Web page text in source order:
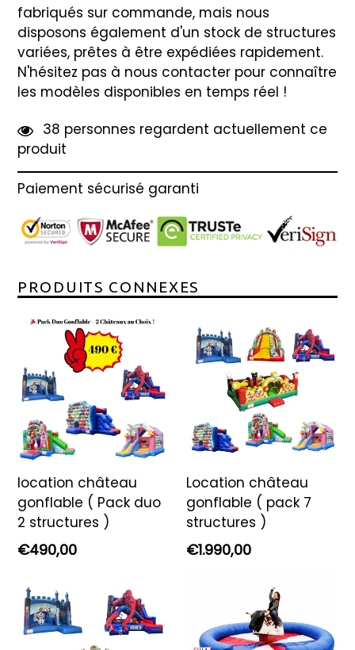
fabriqués sur commande, mais nous
disposons également d'un stock de structures
variées, prêtes à être expédiées rapidement.
N'hésitez pas à nous contacter pour connaître
les modèles disponibles en temps réel !
38 personnes regardent actuellement ce
produit
Paiement sécurisé garanti
PRODUITS CONNEXES
location château
gonflable ( Pack duo
2 structures )
Prix
€490,00
Location château
gonflable ( pack 7
structures )
Prix
€1.990,00